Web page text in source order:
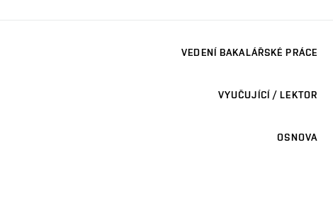
VEDENÍ BAKALÁŘSKÉ PRÁCE
VYUČUJÍCÍ / LEKTOR
OSNOVA